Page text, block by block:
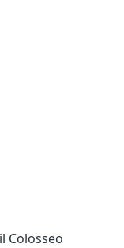
Colosseo